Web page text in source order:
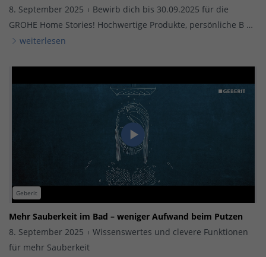
8. September 2025
Bewirb dich bis 30.09.2025 für die
GROHE Home Stories! Hochwertige Produkte, persönliche B …
weiterlesen
Geberit
Mehr Sauberkeit im Bad – weniger Aufwand beim Putzen
8. September 2025
Wissenswertes und clevere Funktionen
für mehr Sauberkeit